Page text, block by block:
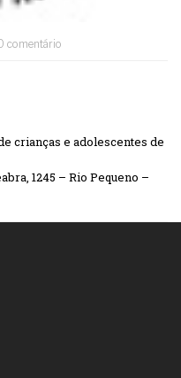
comentário
crianças e adolescentes de
1245 – Rio Pequeno –